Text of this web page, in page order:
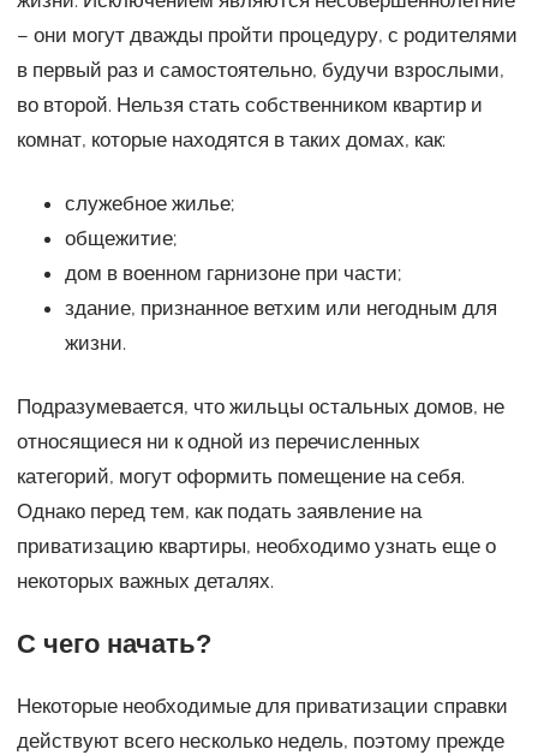
– они могут дважды пройти процедуру, с родителями
в первый раз и самостоятельно, будучи взрослыми,
во второй. Нельзя стать собственником квартир и
комнат, которые находятся в таких домах, как:
служебное жилье;
общежитие;
дом в военном гарнизоне при части;
здание, признанное ветхим или негодным для
жизни.
Подразумевается, что жильцы остальных домов, не
относящиеся ни к одной из перечисленных
категорий, могут оформить помещение на себя.
Однако перед тем, как подать заявление на
приватизацию квартиры, необходимо узнать еще о
некоторых важных деталях.
С чего начать?
Некоторые необходимые для приватизации справки
действуют всего несколько недель, поэтому прежде